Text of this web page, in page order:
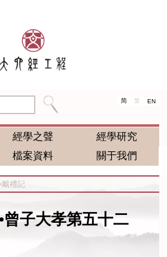
简 繁 EN
經學之聲
經學研究
檔案資料 關于我們
戴禮記
曾子大孝第五十二